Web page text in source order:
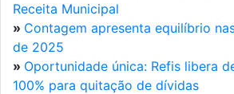
Receita Municipal
» Contagem apresenta equilíbrio
de 2025
» Oportunidade única: Refis libera
100% para quitação de dívidas